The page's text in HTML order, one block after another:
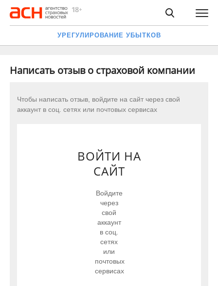
УРЕГУЛИРОВАНИЕ УБЫТКОВ
Написать отзыв о страховой компании
Чтобы написать отзыв, войдите на сайт через свой
аккаунт в соц. сетях или почтовых сервисах
ВОЙТИ НА
САЙТ
Войдите
через
свой
аккаунт
в соц.
сетях
или
почтовых
сервисах